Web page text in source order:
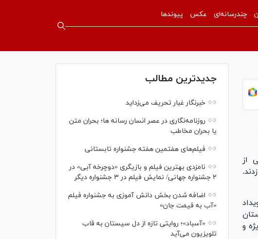
چندرسانه‌ای عکس پیوندها
از
و
جدیدترین مطالب
خبرنگار غبار تحریف می‌زداید
روزنامه‌نگاری در عصر انسان رسانه ها؛ بحران متن
یا بحران مخاطب
فیلم‌های هفتمین هفته جشنواره تابستانی
نامزدی بهترین فیلم و بازیگری «دوچرخه آبی» در
۲ جشنواره جهانی/ نمایش فیلم در ۳ جشنواره دیگر
اضافه شدن بخش دانش آموزی به جشنواره فیلم
«آب به قیمت جان»
«آسباد»؛ روایتی تازه از دل سیستان به قاب
تلویزیون می‌آید